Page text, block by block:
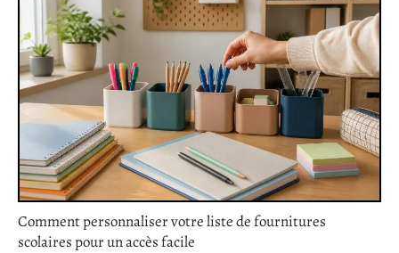
Comment personnaliser votre liste de fournitures
scolaires pour un accès facile